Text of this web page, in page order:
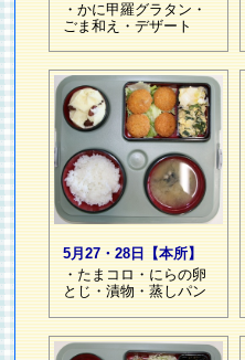
・かに甲羅グラタン・
ごま和え・デザート
5月27・28日【本所】
・たまコロ・にらの卵
とじ・漬物・蒸しパン